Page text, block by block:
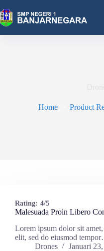
to
content
Home Product
Rating: 4/5
Malesuada Proin Libero
Lorem ipsum dolor sit
elit, sed do eiusmod
Drones
Januari 23,